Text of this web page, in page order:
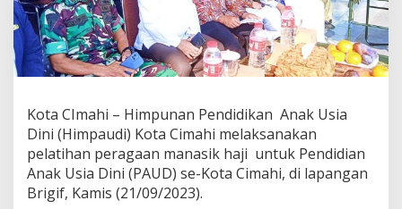
a
s
i
l
a
t
i
h
a
Kota CImahi – Himpunan Pendidikan Anak Usia
Dini (Himpaudi) Kota Cimahi melaksanakan
pelatihan peragaan manasik haji untuk Pendidian
Anak Usia Dini (PAUD) se-Kota Cimahi, di lapangan
Brigif, Kamis (21/09/2023).